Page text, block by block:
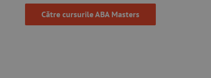
Către cursurile ABA Masters